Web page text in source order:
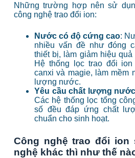
Những trường hợp nên sử
công nghệ trao đổi ion:
Nước có độ cứng cao:
nhiều vấn đề như đóng
thiết bị, làm giảm hiệu
Hệ thống lọc trao đổi
canxi và magie, làm mềm
lượng nước.
Yêu cầu chất lượng
Các hệ thống lọc tổng
số đều đáp ứng chất
chuẩn cho sinh hoạt.
Công nghệ trao đổi
nghệ khác thì như thế